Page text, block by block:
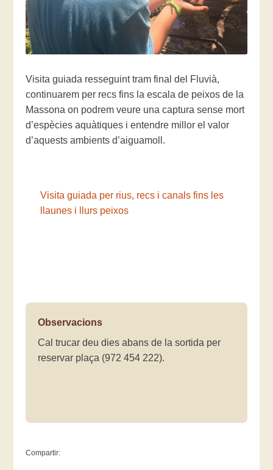
Visita guiada resseguint tram final del Fluvià,
continuarem per recs fins la escala de peixos de la
Massona on podrem veure una captura sense mort
d’espècies aquàtiques i entendre millor el valor
d’aquests ambients d’aiguamoll.
Visita guiada per rius, recs i canals fins les
llaunes i llurs peixos
Observacions
Cal trucar deu dies abans de la sortida per
reservar plaça (972 454 222).
Compartir: